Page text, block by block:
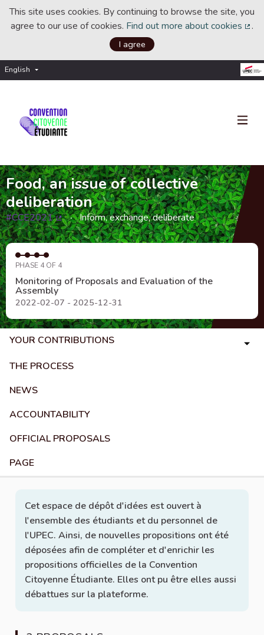
This site uses cookies. By continuing to browse the site, you
agree to our use of cookies. Find out more about cookies .
I agree
English Choisir la langue
Food, an issue of collective
deliberation
#CCE2021
(External link)
Inform, exchange, deliberate
PHASE 4 OF 4
Monitoring of Proposals and Evaluation of the
Assembly
2022-02-07 - 2025-12-31
YOUR CONTRIBUTIONS
THE PROCESS
NEWS
ACCOUNTABILITY
OFFICIAL PROPOSALS
PAGE
Cet espace de dépôt d'idées est ouvert à
l'ensemble des étudiants et du personnel de
l'UPEC. Ainsi, de nouvelles propositions ont été
déposées afin de compléter et d'enrichir les
propositions officielles de la Convention
Citoyenne Étudiante. Elles ont pu être elles aussi
débattues sur la plateforme.